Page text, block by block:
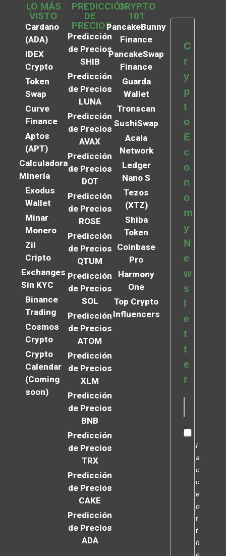
LO MÁS
VISTO
Cardano
(ADA)
IDEX
Crypto
Token
Swap
Curve
Finance
Aptos
(APT)
Calculadora
Minería
Exodus
Wallet
Minar
Monero
Zil
Cripto
Exchanges
Sin KYC
Binance
Trading
Cosmos
Crypto
Crypto
Calendar
(Coming
soon)
PREDICCIÓN
DE
PRECIOS
Predicción
de Precios
SHIB
Predicción
de Precios
LUNA
Predicción
de Precios
AVAX
Predicción
de Precios
DOT
Predicción
de Precios
ROSE
Predicción
de Precios
QTUM
Predicción
de Precios
SOL
Predicción
de Precios
ATOM
Predicción
de Precios
XLM
Predicción
de Precios
BNB
Predicción
de Precios
TRX
Predicción
de Precios
CAKE
Predicción
de Precios
ADA
CRYPTO
101
PancakeBunny
Finance
PancakeSwap
Finance
Guarda
Wallet
Tronscan
SushiSwap
Acala
Network
Ledger
Nano S
Tezos
(XTZ)
Shiba
Token
Coinbase
Pro
Harmony
One
Top Crypto
Influencers
C
r
y
p
t
o
E
c
o
n
o
m
y
N
e
w
s
e
t
t
e
r
I
a
c
c
e
p
t
t
h